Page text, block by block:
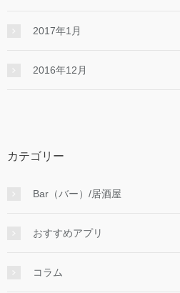
2017年1月
2016年12月
カテゴリー
Bar（バー）/居酒屋
おすすめアプリ
コラム